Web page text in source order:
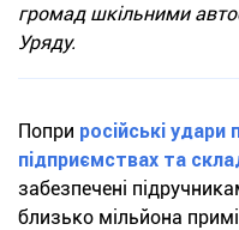
громад шкільними
Уряду.
Попри російські удари
підприємствах та
забезпечені
близько мільйона